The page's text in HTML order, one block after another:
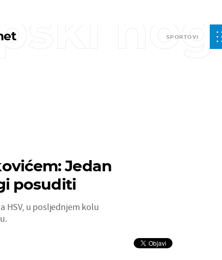
SPORTOVI
Jedan
posuditi
HSV, u posljednjem kolu